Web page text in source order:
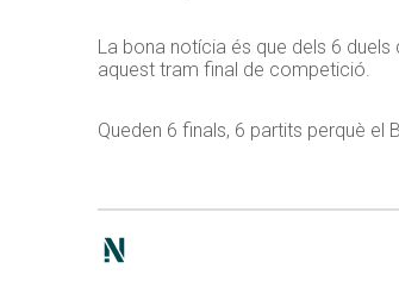
La bona notícia és que dels 6
aquest tram final de competició.
Queden 6 finals, 6 partits perquè